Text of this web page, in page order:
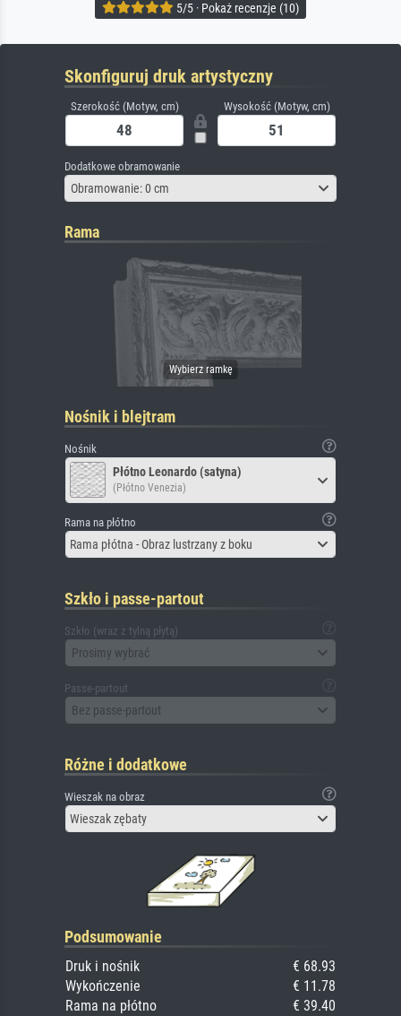
5/5 · Pokaż recenzje (10)
Skonfiguruj druk artystyczny
Szerokość (Motyw, cm) Wysokość (Motyw, cm)
Dodatkowe obramowanie
Obramowanie: 0 cm
Rama
Nośnik i blejtram
Nośnik
Płótno Leonardo (satyna)
(Płótno Venezia)
Rama na płótno
Rama płótna - Obraz lustrzany z boku
Szkło i passe-partout
Szkło (wraz z tylną płytą)
Prosimy wybrać
Passe-partout
Bez passe-partout
Różne i dodatkowe
Wieszak na obraz
Wieszak zębaty
Podsumowanie
Druk i nośnik
€ 68.93
Wykończenie
€ 11.78
Rama na płótno
€ 39.40